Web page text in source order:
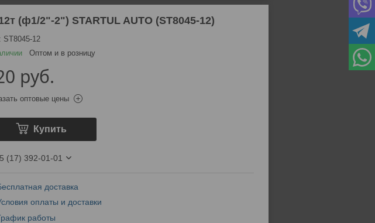
(ф1/2"-2") STARTUL AUTO (ST8045-12)
Оптом и в розницу
ST8045-12
руб.
оптовые цены
Купить
(17) 392-01-01
доставка
оплаты и доставки
работы